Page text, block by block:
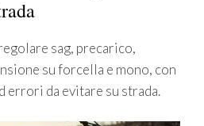
sag, precarico,
su forcella e mono, con
errori da evitare su strada.